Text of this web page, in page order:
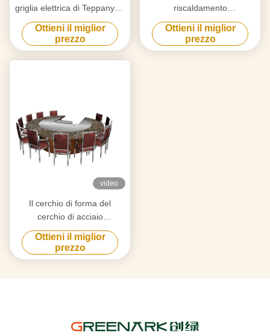
griglia elettrica di Teppanyaki
dei radiatori della
metropolitana di
esaurimento per uso
domestico
Ottieni il miglior
prezzo
riscaldamento
elettromagnetico della griglia
giapponese di Teppanyaki di
10 sedili ed acciaio legato
Ottieni il miglior
prezzo
video
Il cerchio di forma del
cerchio di acciaio
inossidabile di 12 sedili
trasforma la tabella
giapponese di Teppanyaki
Ottieni il miglior
prezzo